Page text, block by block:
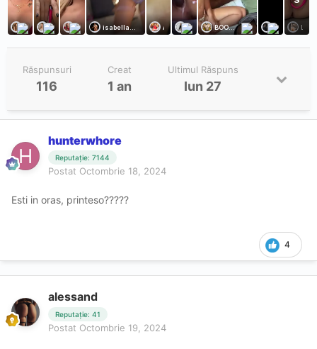
Răspunsuri
116
Creat
1 an
Ultimul Răspuns
Iun 27
hunterwhore
Reputație: 7144
Postat Octombrie 18, 2024
Esti in oras, printeso?????
4
alessand
Reputație: 41
Postat Octombrie 19, 2024